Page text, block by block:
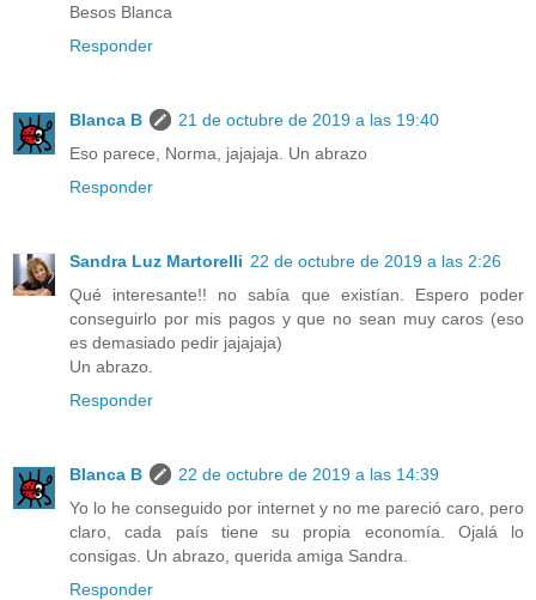
Besos Blanca
Responder
Blanca B
21 de octubre de 2019 a las 19:40
Eso parece, Norma, jajajaja. Un abrazo
Responder
Sandra Luz Martorelli 22 de octubre de 2019 a las 2:26
Qué interesante!! no sabía que existían. Espero poder
conseguirlo por mis pagos y que no sean muy caros (eso
es demasiado pedir jajajaja)
Un abrazo.
Responder
Blanca B
22 de octubre de 2019 a las 14:39
Yo lo he conseguido por internet y no me pareció caro, pero
claro, cada país tiene su propia economía. Ojalá lo
consigas. Un abrazo, querida amiga Sandra.
Responder